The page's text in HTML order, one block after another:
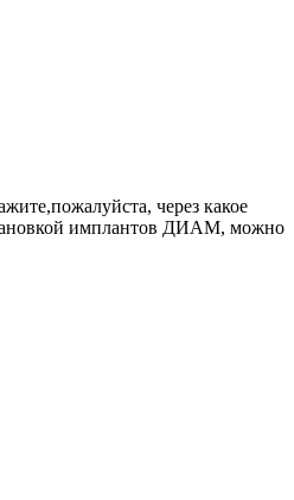
через какое
имплантов ДИАМ, можно